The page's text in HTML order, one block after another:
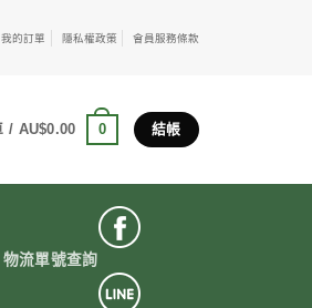
我的訂單 隱私權政策 會員服務條款
/ AU$0.00 0 結帳
物流單號查詢